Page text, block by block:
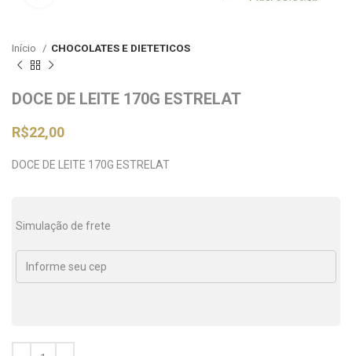
Início CHOCOLATES E DIETETICOS
DOCE DE LEITE 170G ESTRELAT
R$22,00
DOCE DE LEITE 170G ESTRELAT
Simulação de frete